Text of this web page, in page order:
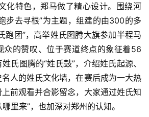
特色，郑马做了精心设计。围绕河
步去寻根”为主题，组建的由300的多
跑团”，高举姓氏图腾大旗参加半程马
众的赞叹、位于赛道终点的象征着56
氏图腾的“姓氏鼓”，介绍姓氏起源、
人的姓氏文化墙，在赛后成为一大热
前观看并合影留念，大家通过姓氏知
哪里来”，也加深对郑州的认知。